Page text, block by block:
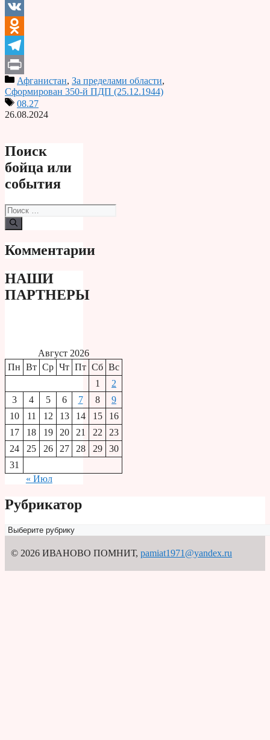
Email
VK
Odnoklassniki
Telegram
PrintАфганистан, За пределами области,
Сформирован 350-й ПДП (25.12.1944)
08.27
26.08.2024
Поиск
бойца или
события
Поиск:
Комментарии
НАШИ
ПАРТНЕРЫ
Август 2026
Пн Вт Ср Чт Пт Сб Вс
1
2
3
4 5 6 7 8
9
10
11 12 13 14 15
16
17
18 19 20 21 22
23
24
25 26 27 28 29
30
31
« Июл
Рубрикатор
Рубрикатор
© 2026 ИВАНОВО ПОМНИТ, pamiat1971@yandex.ru